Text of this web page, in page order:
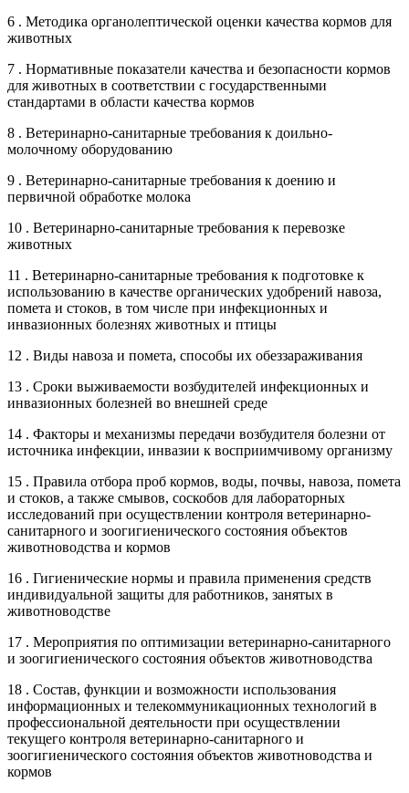
6 . Методика органолептической оценки качества кормов для
животных
7 . Нормативные показатели качества и безопасности кормов
для животных в соответствии с государственными
стандартами в области качества кормов
8 . Ветеринарно-санитарные требования к доильно-
молочному оборудованию
9 . Ветеринарно-санитарные требования к доению и
первичной обработке молока
10 . Ветеринарно-санитарные требования к перевозке
животных
11 . Ветеринарно-санитарные требования к подготовке к
использованию в качестве органических удобрений навоза,
помета и стоков, в том числе при инфекционных и
инвазионных болезнях животных и птицы
12 . Виды навоза и помета, способы их обеззараживания
13 . Сроки выживаемости возбудителей инфекционных и
инвазионных болезней во внешней среде
14 . Факторы и механизмы передачи возбудителя болезни от
источника инфекции, инвазии к восприимчивому организму
15 . Правила отбора проб кормов, воды, почвы, навоза, помета
и стоков, а также смывов, соскобов для лабораторных
исследований при осуществлении контроля ветеринарно-
санитарного и зоогигиенического состояния объектов
животноводства и кормов
16 . Гигиенические нормы и правила применения средств
индивидуальной защиты для работников, занятых в
животноводстве
17 . Мероприятия по оптимизации ветеринарно-санитарного
и зоогигиенического состояния объектов животноводства
18 . Состав, функции и возможности использования
информационных и телекоммуникационных технологий в
профессиональной деятельности при осуществлении
текущего контроля ветеринарно-санитарного и
зоогигиенического состояния объектов животноводства и
кормов